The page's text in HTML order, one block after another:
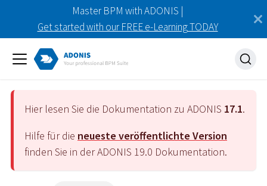
Master BPM with ADONIS |
Get started with our FREE e-Learning TODAY
Hier lesen Sie die Dokumentation zu ADONIS 17.1.
Hilfe für die neueste veröffentlichte Version
finden Sie in der ADONIS 19.0 Dokumentation.